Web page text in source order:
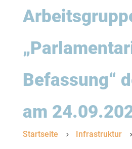
Befassung“
am
Startseite 5 Infrastruktur 5